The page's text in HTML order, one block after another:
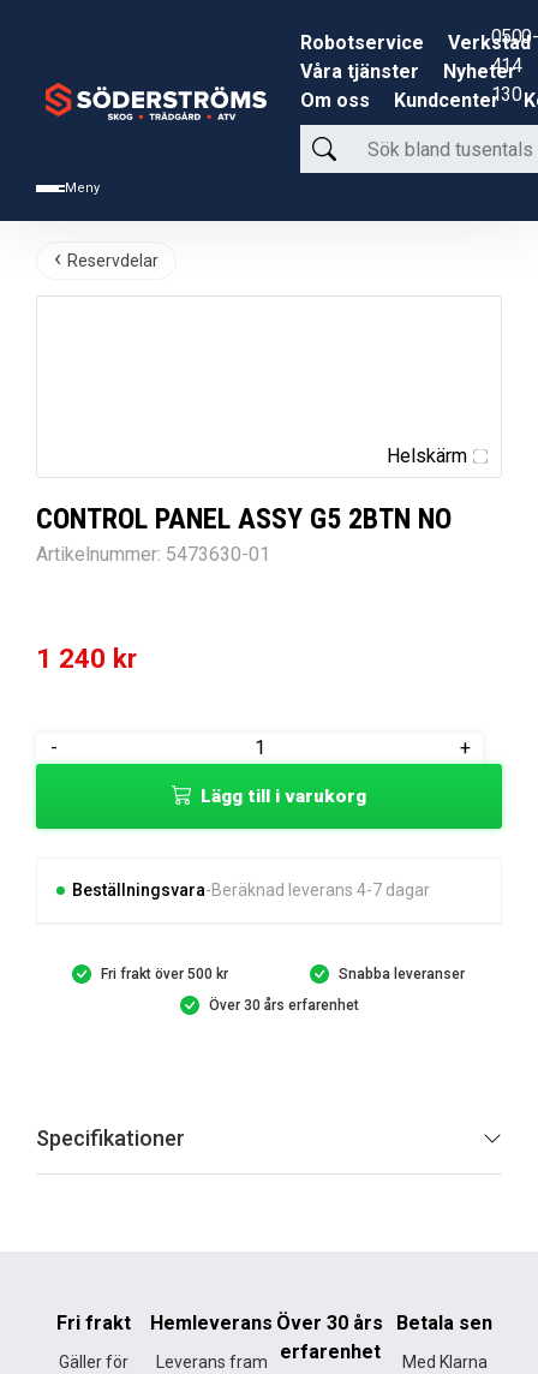
Meny
Robotservice
Verkstad
Våra tjänster
Nyheter
Om oss
Kundcenter
Sök
bland
produkter
0500-
414
130
Reservdelar
Helskärm
CONTROL PANEL ASSY G5 2BTN NO
Artikelnummer: 5473630-01
1 240 kr
-
CONTROL
G5
NO
+
Lägg till i varukorg
Beställningsvara Beräknad leverans 4-7 dagar
Fri frakt över 500 kr
Snabba leveranser
Över 30 års erfarenhet
Specifikationer
Fri frakt
Gäller för
Hemleverans
Leverans fram
Över 30 års
erfarenhet
Betala sen
Med Klarna